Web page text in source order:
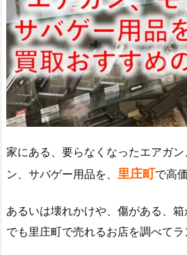
家にある、要らなくなったエアガ
ン、サバゲー用品を、 里庄町で高
あるいは壊れかけや、傷がある、
でも里庄町で売れるお店を調べてラ